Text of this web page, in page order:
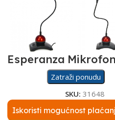
Esperanza
Zatraži ponudu
SKU: 31648
Iskoristi mogućnost